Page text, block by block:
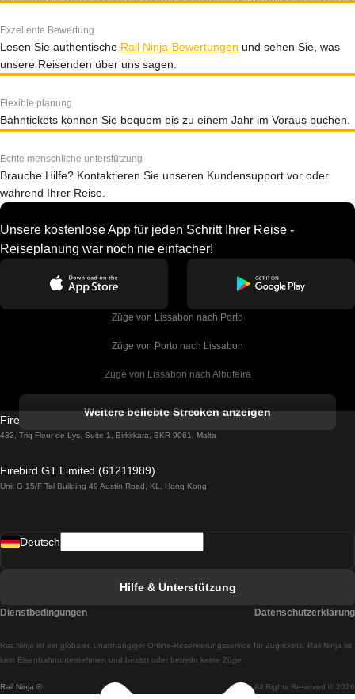
Exzellente Bewertung
Lesen Sie authentische Rail Ninja-Bewertungen und sehen Sie, was
unsere Reisenden über uns sagen.
Flexible planung
Bahntickets können Sie bequem bis zu einem Jahr im Voraus buchen.
Echte menschliche unterstützung
Brauche Hilfe? Kontaktieren Sie unseren Kundensupport vor oder
während Ihrer Reise.
Unsere kostenlose App für jeden Schritt Ihrer Reise -
Reiseplanung war noch nie einfacher!
Züge von Lissabon nach Porto
Züge von Porto nach Lissabon
Züge von Lissabon nach Albufeira
Züge von Lissabon nach Lagos
Züge von Lissabon nach Madrid
Züge von Lissabon nach Braga
Züge von Braga nach Lissabon
Weitere beliebte Strecken anzeigen
Firebird GT Limited (OC 1451)
432, Triq Fleur de Lys, Suite 1, Birkirkara, BKR 9061, Malta
Firebird GT Limited (61211989)
Unit G 15/F Tal Building 49 Austin Road, KL, Hong Kong
Rail Ninja ® All Rights Reserved © 2026
Rail.Ninja ist ein globaler, unabhängiger Online-Reservierungsservice für Zugtickets. Rail Ninja ist
kein Eisenbahnunternehmen und besitzt oder betreibt keine Züge.
Deutsch
Hilfe & Unterstützung
Dienstbedingungen Datenschutzerklärung